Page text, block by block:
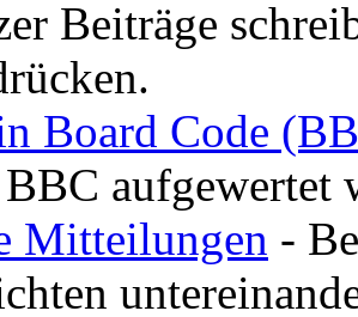
Beiträge
Board Code
aufgewertet
Mitteilungen -